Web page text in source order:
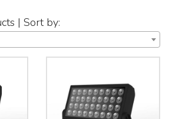
| Sort by: